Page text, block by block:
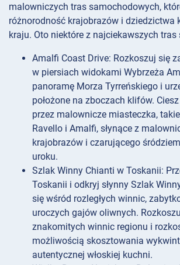
malowniczych tras samochodowych,
różnorodność krajobrazów i dziedzictwa
kraju. Oto niektóre z najciekawszych
Amalfi Coast Drive: Rozkoszuj się
w piersiach widokami Wybrzeża
panoramę Morza Tyrreńskiego i
położone na zboczach klifów.
przez malownicze miasteczka,
Ravello i Amalfi, słynące z
krajobrazów i czarującego
uroku.
Szlak Winny Chianti w Toskanii:
Toskanii i odkryj słynny Szlak
się wśród rozległych winnic,
uroczych gajów oliwnych.
znakomitych winnic regionu i
możliwością skosztowania
autentycznej włoskiej kuchni.